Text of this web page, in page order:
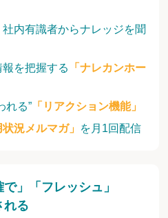
社内有識者からナレッジを聞
を把握する
「ナレカンホー
れる” 「リアクション機能」
況メルマガ」 を月1回配信
」「フレッシュ」
れる